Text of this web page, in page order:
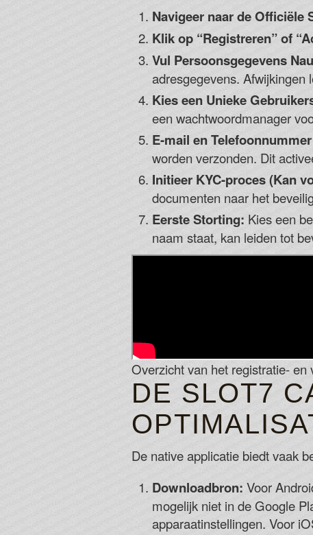
Navigeer naar de Officiële
Klik op “Registreren” of
Vul Persoonsgegevens
adresgegevens. Afwijkingen
Kies een Unieke
een wachtwoordmanager
E-mail en
worden verzonden. Dit
Initieer KYC-proces (Kan
documenten naar het
Eerste Storting: Kies een
naam staat, kan leiden tot
Overzicht van het registratie-
DE SLOT7
De native applicatie biedt vaak
Downloadbron: Voor
mogelijk niet in de Google
apparaatinstellingen. Voor